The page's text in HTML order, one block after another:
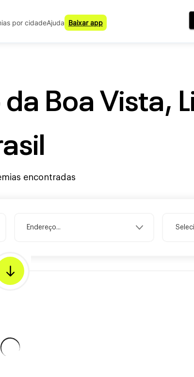
por cidadeAjuda Baixar app
Boa Vista,
encontradas